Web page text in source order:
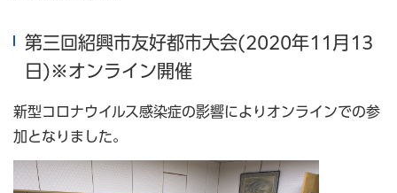
第三回紹興市友好都市大会(2020年11月13
日)※オンライン開催
新型コロナウイルス感染症の影響によりオンラインでの参
加となりました。